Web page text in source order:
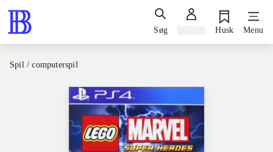
Søg Husk Menu
Spil / computerspil